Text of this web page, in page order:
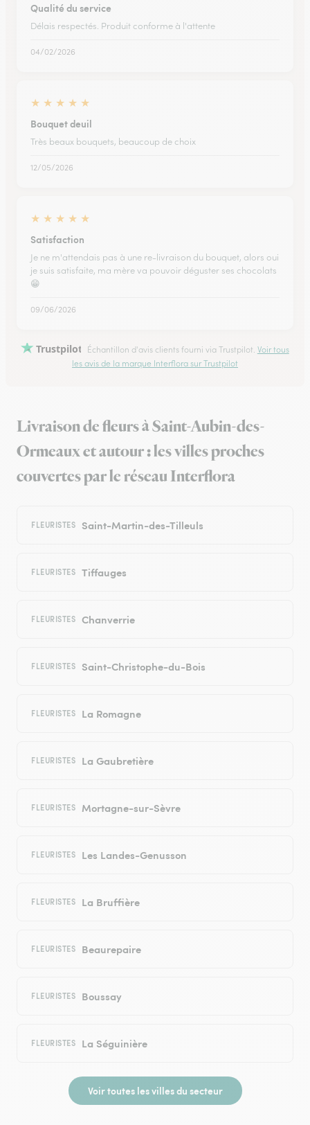
Qualité du service
Délais respectés. Produit conforme à l'attente
04/02/2026
★ ★ ★ ★ ★
Bouquet deuil
Très beaux bouquets, beaucoup de choix
12/05/2026
★ ★ ★ ★ ★
Satisfaction
Je ne m'attendais pas à une re-livraison du bouquet, alors oui
je suis satisfaite, ma mère va pouvoir déguster ses chocolats
😁
09/06/2026
Trustpilot Échantillon d'avis clients fourni via Trustpilot. Voir tous
les avis de la marque Interflora sur Trustpilot
Livraison de fleurs à Saint-Aubin-des-
Ormeaux et autour : les villes proches
couvertes par le réseau Interflora
FLEURISTES Saint-Martin-des-Tilleuls
FLEURISTES Tiffauges
FLEURISTES Chanverrie
FLEURISTES Saint-Christophe-du-Bois
FLEURISTES La Romagne
FLEURISTES La Gaubretière
FLEURISTES Mortagne-sur-Sèvre
FLEURISTES Les Landes-Genusson
FLEURISTES La Bruffière
FLEURISTES Beaurepaire
FLEURISTES Boussay
FLEURISTES La Séguinière
Voir toutes les villes du secteur